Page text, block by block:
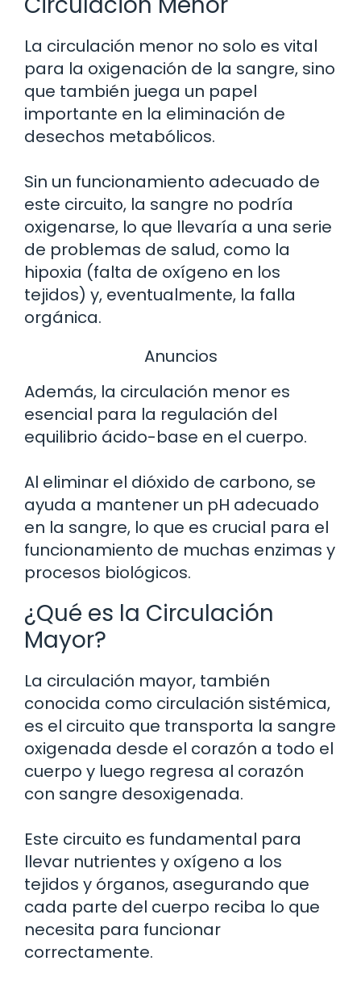
La circulación menor no solo es vital
para la oxigenación de la sangre, sino
que también juega un papel
importante en la eliminación de
desechos metabólicos.
Sin un funcionamiento adecuado de
este circuito, la sangre no podría
oxigenarse, lo que llevaría a una serie
de problemas de salud, como la
hipoxia (falta de oxígeno en los
tejidos) y, eventualmente, la falla
orgánica.
Anuncios
Además, la circulación menor es
esencial para la regulación del
equilibrio ácido-base en el cuerpo.
Al eliminar el dióxido de carbono, se
ayuda a mantener un pH adecuado
en la sangre, lo que es crucial para el
funcionamiento de muchas enzimas y
procesos biológicos.
¿Qué es la Circulación
Mayor?
La circulación mayor, también
conocida como circulación sistémica,
es el circuito que transporta la sangre
oxigenada desde el corazón a todo el
cuerpo y luego regresa al corazón
con sangre desoxigenada.
Este circuito es fundamental para
llevar nutrientes y oxígeno a los
tejidos y órganos, asegurando que
cada parte del cuerpo reciba lo que
necesita para funcionar
correctamente.